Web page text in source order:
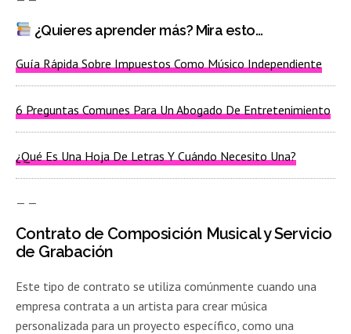
¿Quieres aprender más? Mira esto…
Guía Rápida Sobre Impuestos Como Músico Independiente
6 Preguntas Comunes Para Un Abogado De Entretenimiento
¿Qué Es Una Hoja De Letras Y Cuándo Necesito Una?
— —
Contrato de Composición Musical y Servicio
de Grabación
Este tipo de contrato se utiliza comúnmente cuando una
empresa contrata a un artista para crear música
personalizada para un proyecto específico, como una